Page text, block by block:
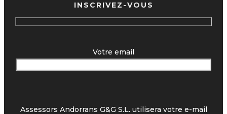
INSCRIVEZ-VOUS
Votre email
Assessors Andorrans G&G S.L. utilisera votre e-mail